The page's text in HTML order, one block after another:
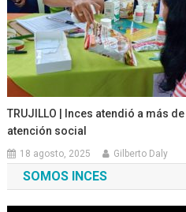
TRUJILLO | Inces atendió a más
atención social
18 agosto, 2025 Gilberto Daly
SOMOS INCES